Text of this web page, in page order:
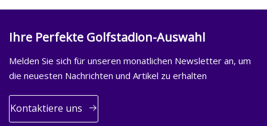
Ihre Perfekte Golfstadion-Auswahl
Melden Sie sich für unseren monatlichen Newsletter an, um
die neuesten Nachrichten und Artikel zu erhalten
Kontaktiere uns